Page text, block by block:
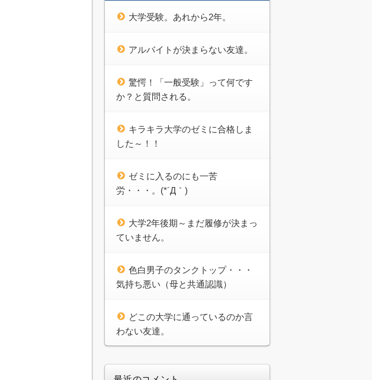
大学受験。あれから2年。
アルバイトが決まらない友達。
驚愕！「一般受験」って何です
か？と質問される。
キラキラ大学のゼミに合格しま
した～！！
ゼミに入るのにも一苦
労・・・。(*´Д｀)
大学2年後期～まだ履修が決まっ
ていません。
色白男子のタンクトップ・・・
気持ち悪い（母と共通認識）
どこの大学に通っているのか言
わない友達。